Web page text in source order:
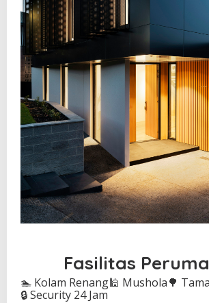
Fasilitas
🏊 Kolam Renang🕌 Mushola🌳
🔒 Security 24 Jam